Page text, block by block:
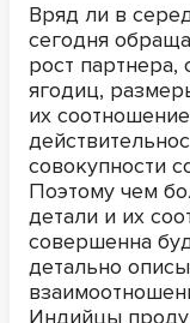
Вряд ли в
сегодня
рост партнера,
ягодиц,
их
совокупности
Поэтому чем
детали и их
совершенна
детально
Индийцы